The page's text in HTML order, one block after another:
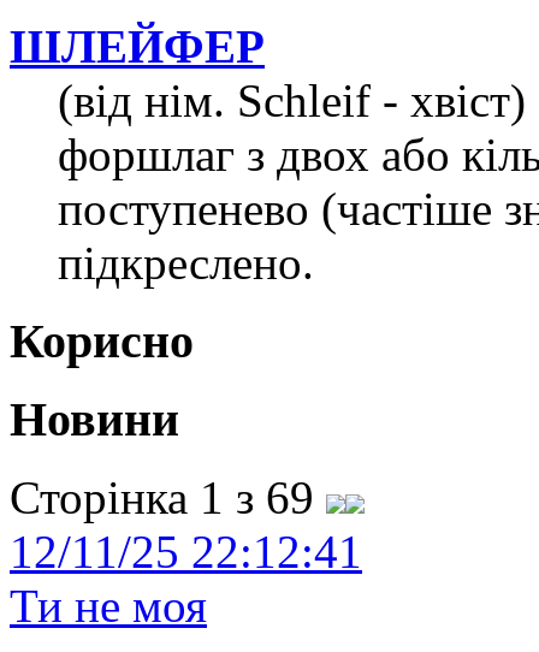
ШЛЕЙФЕР
(від нім. Schleif -
форшлаг з двох або
поступенево (частіше
підкреслено.
Корисно
Новини
Сторінка 1 з 69
12/11/25 22:12:41
Ти не моя